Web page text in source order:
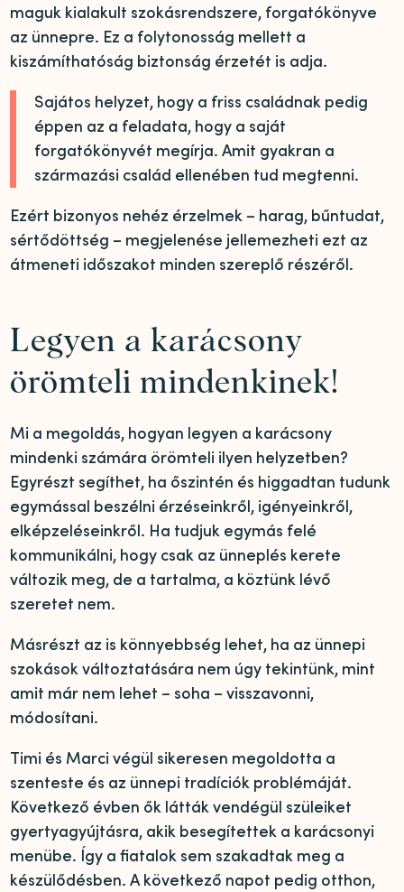
maguk kialakult szokásrendszere, forgatókönyve
az ünnepre. Ez a folytonosság mellett a
kiszámíthatóság biztonság érzetét is adja.
Sajátos helyzet, hogy a friss családnak pedig
éppen az a feladata, hogy a saját
forgatókönyvét megírja. Amit gyakran a
származási család ellenében tud megtenni.
Ezért bizonyos nehéz érzelmek – harag, bűntudat,
sértődöttség – megjelenése jellemezheti ezt az
átmeneti időszakot minden szereplő részéről.
Legyen a karácsony
örömteli mindenkinek!
Mi a megoldás, hogyan legyen a karácsony
mindenki számára örömteli ilyen helyzetben?
Egyrészt segíthet, ha őszintén és higgadtan tudunk
egymással beszélni érzéseinkről, igényeinkről,
elképzeléseinkről. Ha tudjuk egymás felé
kommunikálni, hogy csak az ünneplés kerete
változik meg, de a tartalma, a köztünk lévő
szeretet nem.
Másrészt az is könnyebbség lehet, ha az ünnepi
szokások változtatására nem úgy tekintünk, mint
amit már nem lehet – soha – visszavonni,
módosítani.
Timi és Marci végül sikeresen megoldotta a
szenteste és az ünnepi tradíciók problémáját.
Következő évben ők látták vendégül szüleiket
gyertyagyújtásra, akik besegítettek a karácsonyi
menübe. Így a fiatalok sem szakadtak meg a
készülődésben. A következő napot pedig otthon,